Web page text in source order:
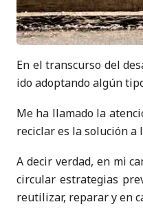
En el transcurso del
ido adoptando algún
Me ha llamado la
reciclar es la solución a
A decir verdad, en mi
circular estrategias
reutilizar, reparar y en